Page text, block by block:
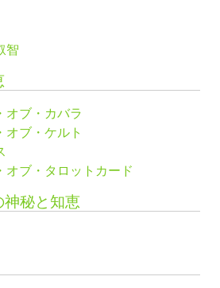
智
オブ・カバラ
オブ・ケルト
オブ・タロットカード
神秘と知恵